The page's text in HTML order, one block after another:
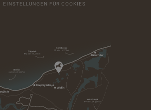
EINSTELLUNGEN FÜR COOKIES